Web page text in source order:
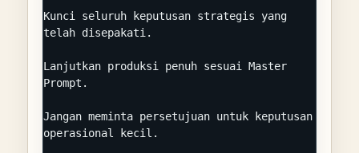
Kunci seluruh keputusan strategis yang
telah disepakati.
Lanjutkan produksi penuh sesuai Master
Prompt.
Jangan meminta persetujuan untuk keputusan
operasional kecil.